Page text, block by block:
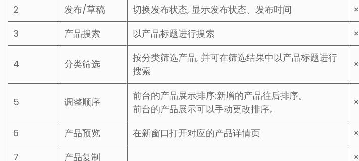
2 发布/草稿 切换发布状态, 显示发布状态、发布时间
×
3
产品搜索 以产品标题进行搜索 ×
4 分类筛选
按分类筛选产品, 并可在筛选结果中以产品标题进行
搜索
×
5 调整顺序
前台的产品展示排序:新增的产品往后排序。
前台的产品展示可以手动更改排序。
×
6 产品预览 在新窗口打开对应的产品详情页
×
7
产品复制
×